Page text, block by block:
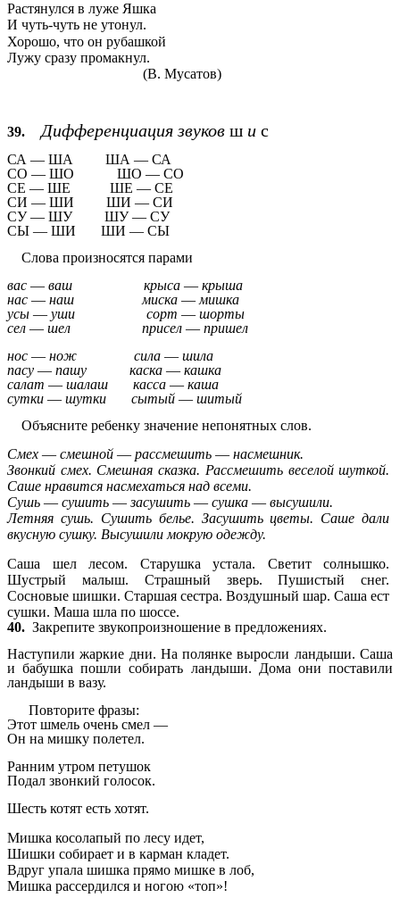
Растянулся в луже Яшка
И чуть-чуть не утонул.
Хорошо, что он рубашкой
Лужу сразу промакнул.
(В. Мусатов)
39. Дифференциация звуков ш и с
СА — ША ША — СА
СО — ШО ШО — СО
СЕ — ШЕ ШЕ — СЕ
СИ — ШИ ШИ — СИ
СУ — ШУ ШУ — СУ
СЫ — ШИ ШИ — СЫ
Слова произносятся парами
вас — ваш крыса — крыша
нас — наш миска — мишка
усы — уши сорт — шорты
сел — шел присел — пришел
нос — нож сила — шила
пасу — пашу каска — кашка
салат — шалаш касса — каша
сутки — шутки сытый — шитый
Объясните ребенку значение непонятных слов.
Смех — смешной — рассмешить — насмешник.
Звонкий смех. Смешная сказка. Рассмешить веселой шуткой.
Саше нравится насмехаться над всеми.
Сушь — сушить —засушить — сушка — высушили.
Летняя сушь. Сушить белье. Засушить цветы. Саше дали
вкусную сушку. Высушили мокрую одежду.
Саша шел лесом. Старушка устала. Светит солнышко.
Шустрый малыш. Страшный зверь. Пушистый снег.
Сосновые шишки. Старшаясестра. Воздушный шар. Саша ест
сушки. Маша шла по шоссе.
40. Закрепите звукопроизношение в предложениях.
Наступили жаркие дни. На полянке выросли ландыши. Саша
и бабушка пошли собирать ландыши. Дома они поставили
ландыши в вазу.
Повторите фразы:
Этот шмель очень смел —
Он на мишку полетел.
Ранним утром петушок
Подал звонкий голосок.
Шесть котят есть хотят.
Мишка косолапый по лесу идет,
Шишки собирает и в карман кладет.
Вдруг упала шишка прямо мишке в лоб,
Мишка рассердился и ногою «топ»!